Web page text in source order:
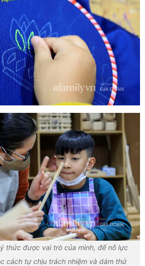
thức được vai trò của mình, để nỗ lực
cách tự chịu trách nhiệm và dám thử